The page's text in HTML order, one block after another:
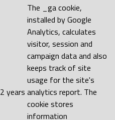
2 years
The _ga cookie,
installed by Google
Analytics, calculates
visitor, session and
campaign data and also
keeps track of site
usage for the site's
analytics report. The
cookie stores
information